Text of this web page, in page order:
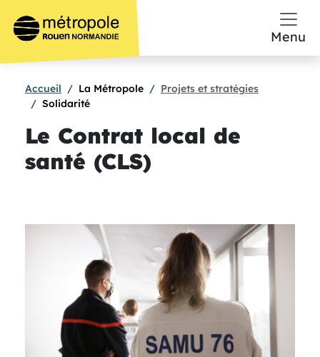
Menu
Accueil La Métropole
Projets et stratégies
Solidarité
Le Contrat local de
santé (CLS)